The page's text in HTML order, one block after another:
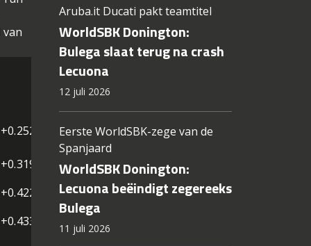
+0.252
+0.319
+0.422
+0.433
Aruba.it Ducati pakt teamtitel
WorldSBK Donington:
Bulega slaat terug na crash
Lecuona
12 juli 2026
Eerste WorldSBK-zege van de
Spanjaard
WorldSBK Donington:
Lecuona beëindigt zegereeks
Bulega
11 juli 2026